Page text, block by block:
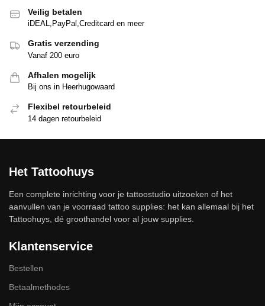
Veilig betalen
iDEAL,PayPal,Creditcard en meer
Gratis verzending
Vanaf 200 euro
Afhalen mogelijk
Bij ons in Heerhugowaard
Flexibel retourbeleid
14 dagen retourbeleid
Het Tattoohuys
Een complete inrichting voor je tattoostudio uitzoeken of het
aanvullen van je voorraad tattoo supplies: het kan allemaal bij het
Tattoohuys, dé groothandel voor al jouw supplies.
Klantenservice
Bestellen
Betaalmethodes